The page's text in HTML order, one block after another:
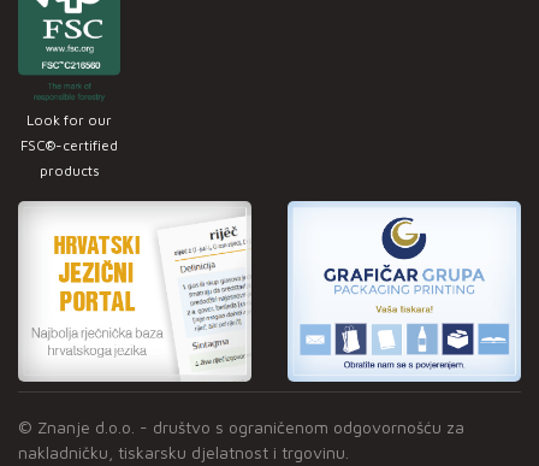
Look for our
FSC®-certified
products
© Znanje d.o.o. - društvo s ograničenom odgovornošću za
nakladničku, tiskarsku djelatnost i trgovinu.